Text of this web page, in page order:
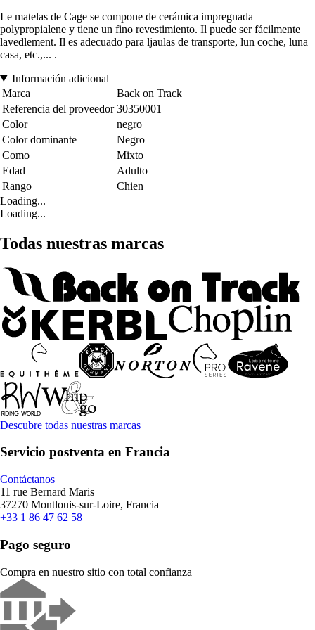
Le matelas de Cage se compone de cerámica impregnada
polypropialene y tiene un fino revestimiento. Il puede ser fácilmente
lavedlement. Il es adecuado para ljaulas de transporte, lun coche, luna
casa, etc.,... .
Información adicional
Marca
Back on Track
Referencia del proveedor 30350001
Color
negro
Color dominante
Negro
Como
Mixto
Edad
Adulto
Rango
Chien
Loading...
Loading...
Todas nuestras marcas
Descubre todas nuestras marcas
Servicio postventa en Francia
Contáctanos
11 rue Bernard Maris
37270 Montlouis-sur-Loire, Francia
+33 1 86 47 62 58
Pago seguro
Compra en nuestro sitio con total confianza